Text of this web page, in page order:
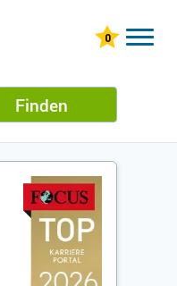
Finden